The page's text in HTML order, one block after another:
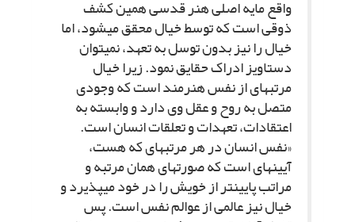
واقع مایه اصلى هنر قدسى همین کشف
ذوقى است که توسط خیال محقق مى‏شود، اما
خیال را نیز بدون توسل به تعهد، نمى‏توان
دستاویز ادراک حقایق نمود. زیرا خیال
مرتبه‏اى از نفس هنرمند است که وجودى
متصل به روح و عقل وى دارد و وابسته به
اعتقادات، تعهدات و تعلقات انسان است.
«نفس انسان در هر مرتبه‏اى که هست،
آیینه‏اى است که صورت‏هاى همان مرتبه و
مراتب پایین‏تر از خویش را در خود مى‏پذیرد و
خیال نیز عالمى از عوالم نفس است. پس